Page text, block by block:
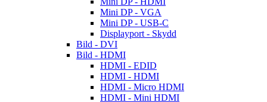
Mini DP - VGA
Mini DP - USB-C
Displayport - Skydd
Bild - DVI
Bild - HDMI
HDMI - EDID
HDMI - HDMI
HDMI - Micro HDMI
HDMI - Mini HDMI